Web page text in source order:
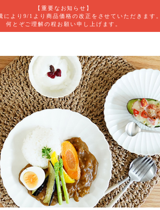
【重要なお知らせ】
により9/1より商品価格の改正をさせていただきます。
何とぞご理解の程お願い申し上げます。